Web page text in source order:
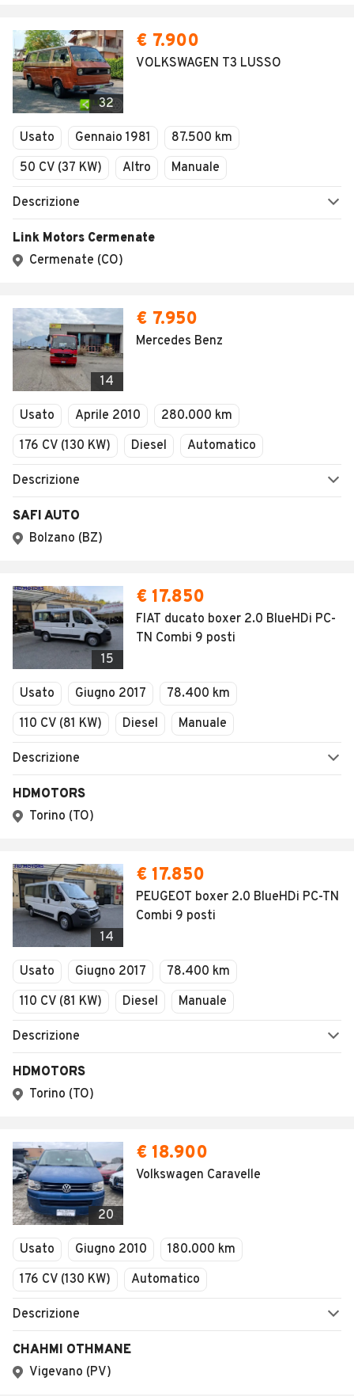
32
€ 7.900
VOLKSWAGEN T3 LUSSO
Usato Gennaio 1981
87.500 km
50 CV (37 KW)
Altro Manuale
Descrizione
Link Motors Cermenate
Cermenate (CO)
14
€ 7.950
Mercedes Benz
Usato Aprile 2010
280.000 km
176 CV (130 KW)
Diesel Automatico
Descrizione
SAFI AUTO
Bolzano (BZ)
15
€ 17.850
FIAT ducato boxer 2.0 BlueHDi PC-
TN Combi 9 posti
Usato Giugno 2017
78.400 km
110 CV (81 KW)
Diesel Manuale
Descrizione
HDMOTORS
Torino (TO)
14
€ 17.850
PEUGEOT boxer 2.0 BlueHDi PC-TN
Combi 9 posti
Usato Giugno 2017
78.400 km
110 CV (81 KW)
Diesel Manuale
Descrizione
HDMOTORS
Torino (TO)
20
€ 18.900
Volkswagen Caravelle
Usato Giugno 2010
180.000 km
176 CV (130 KW)
Automatico
Descrizione
CHAHMI OTHMANE
Vigevano (PV)